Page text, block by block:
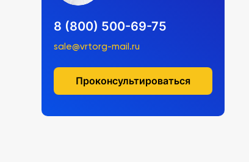
8 (800) 500-69-75
sale@vrtorg-mail.ru
Проконсультироваться